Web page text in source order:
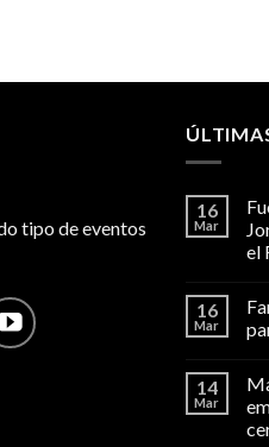
tipo de eventos
16
Mar
el
16
Mar
14
Mar